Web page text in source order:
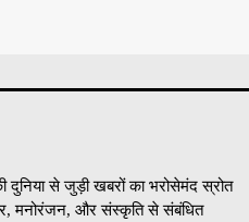
से जुड़ी खबरों का भरोसेमंद स्रोत
मनोरंजन, और संस्कृति से संबंधित